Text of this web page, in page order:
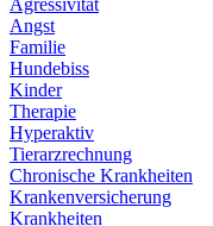
Agressivität
Angst
Familie
Hundebiss
Kinder
Therapie
Hyperaktiv
Tierarzrechnung
Chronische Krankheiten
Krankenversicherung
Krankheiten